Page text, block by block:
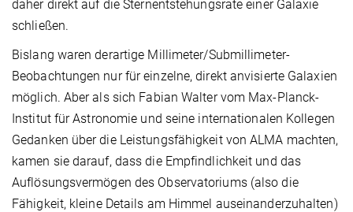
daher direkt auf die Sternentstehungsrate einer Galaxie
schließen.
Bislang waren derartige Millimeter/Submillimeter-
Beobachtungen nur für einzelne, direkt anvisierte Galaxien
möglich. Aber als sich Fabian Walter vom Max-Planck-
Institut für Astronomie und seine internationalen Kollegen
Gedanken über die Leistungsfähigkeit von ALMA machten,
kamen sie darauf, dass die Empfindlichkeit und das
Auflösungsvermögen des Observatoriums (also die
Fähigkeit, kleine Details am Himmel auseinanderzuhalten)